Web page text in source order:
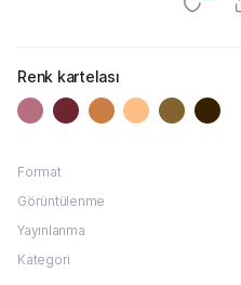
Renk kartelası
Format
Görüntülenme
Yayınlanma
Kategori